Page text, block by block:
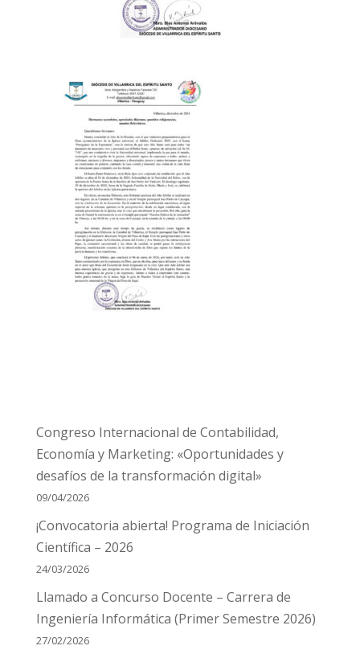
Congreso Internacional de Contabilidad,
Economía y Marketing: «Oportunidades y
desafíos de la transformación digital»
09/04/2026
¡Convocatoria abierta! Programa de Iniciación
Científica – 2026
24/03/2026
Llamado a Concurso Docente – Carrera de
Ingeniería Informática (Primer Semestre 2026)
27/02/2026